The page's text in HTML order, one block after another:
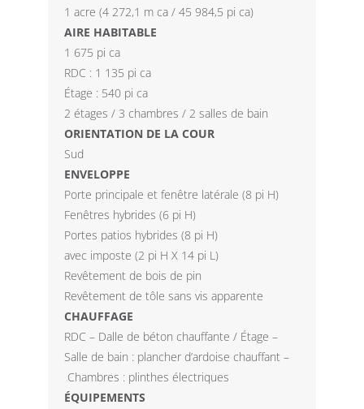
1 acre (4 272,1 m ca / 45 984,5 pi ca)
AIRE HABITABLE
1 675 pi ca
RDC : 1 135 pi ca
Étage : 540 pi ca
2 étages / 3 chambres / 2 salles de bain
ORIENTATION DE LA COUR
Sud
ENVELOPPE
Porte principale et fenêtre latérale (8 pi H)
Fenêtres hybrides (6 pi H)
Portes patios hybrides (8 pi H)
avec imposte (2 pi H X 14 pi L)
Revêtement de bois de pin
Revêtement de tôle sans vis apparente
CHAUFFAGE
RDC – Dalle de béton chauffante / Étage –
Salle de bain : plancher d’ardoise chauffant –
Chambres : plinthes électriques
ÉQUIPEMENTS